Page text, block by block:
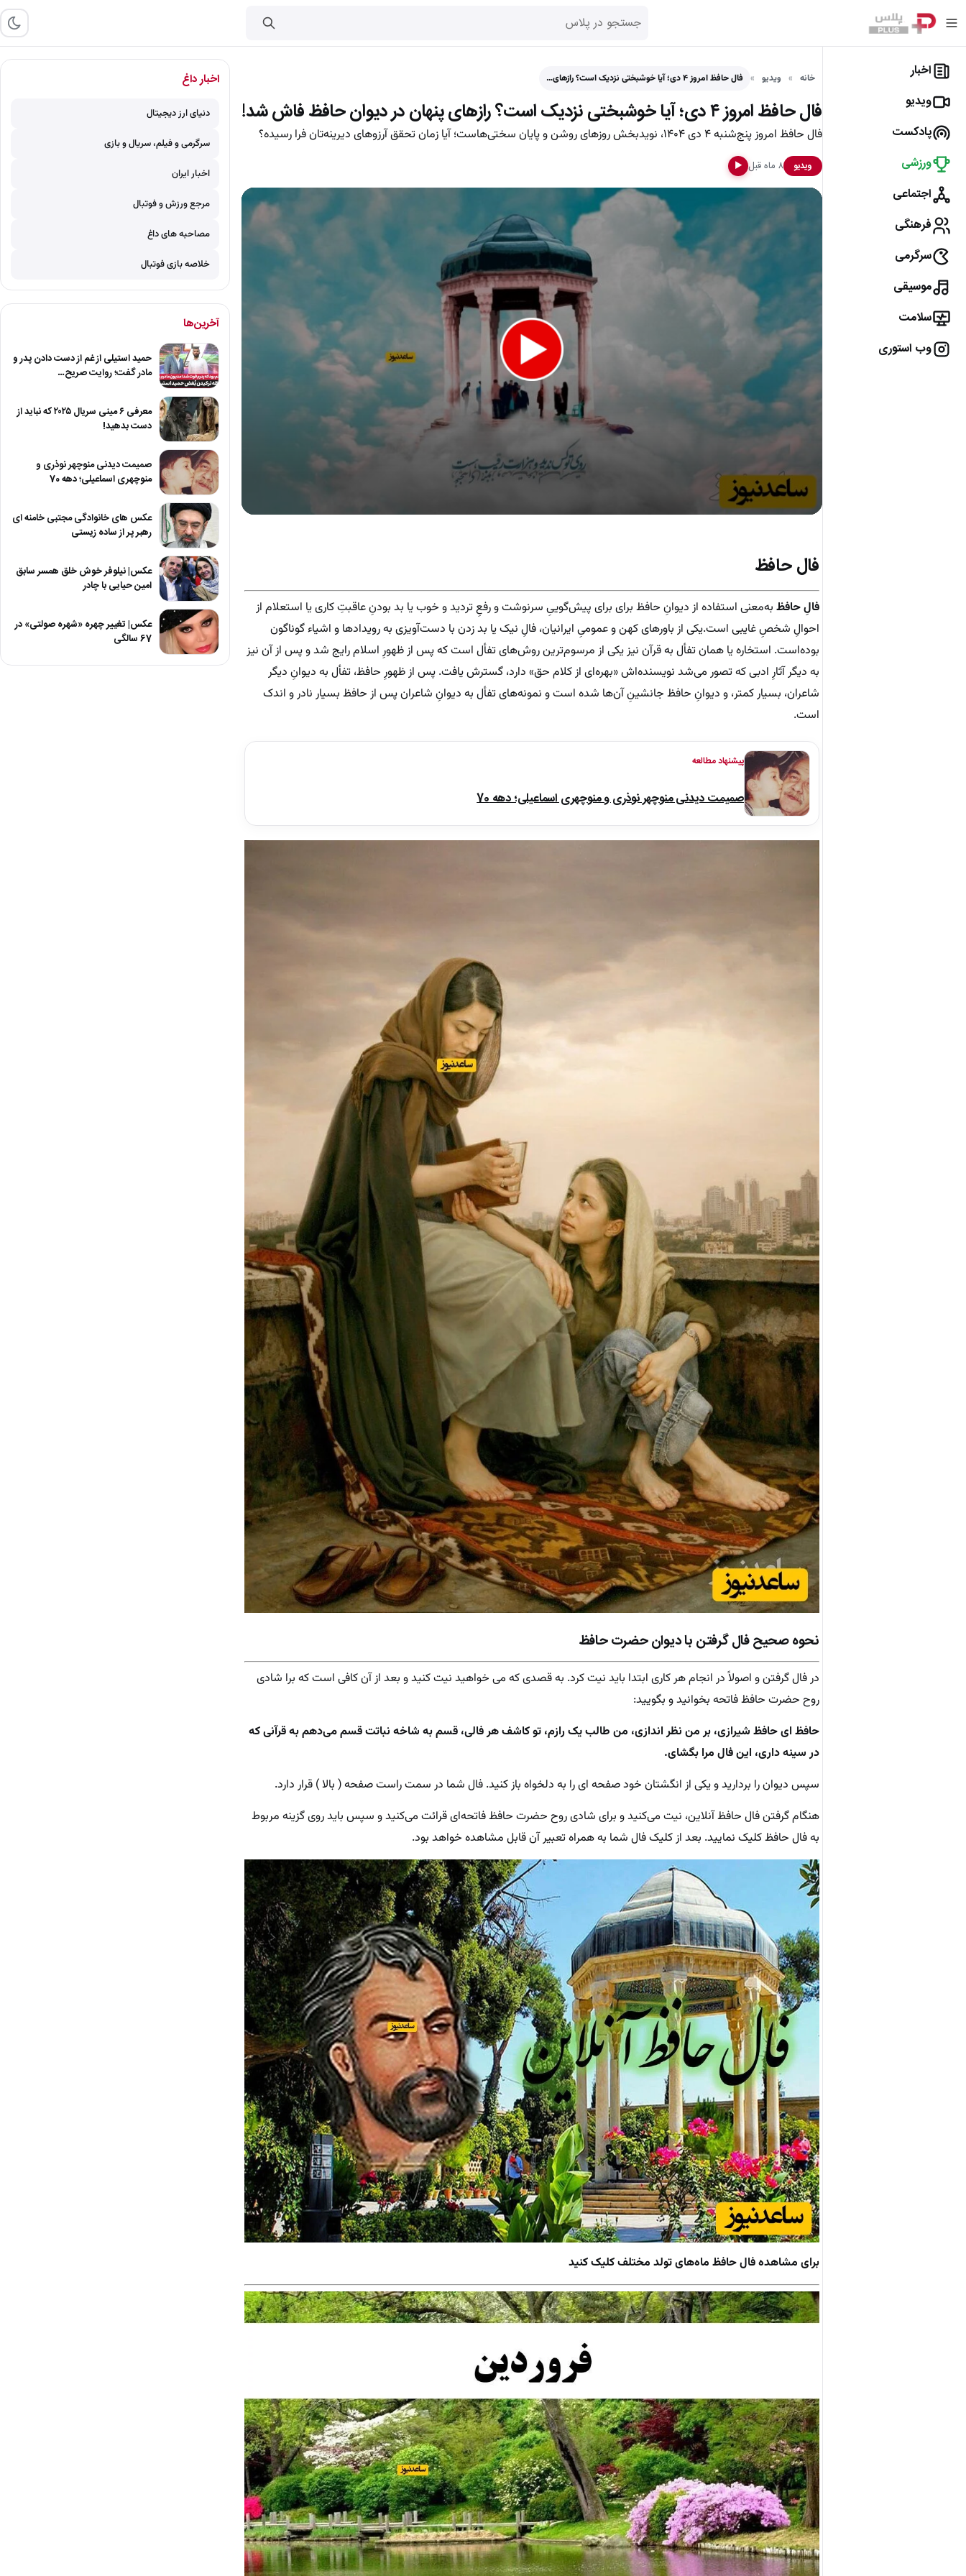
اخبار
ویدیو
پادکست
ورزشی
اجتماعی
فرهنگی
سرگرمی
موسیقی
سلامت
وب استوری
خانه ویدیو فال حافظ امروز ۴ دی؛ آیا خوشبختی نزدیک است؟ رازهای…
فال حافظ امروز ۴ دی؛ آیا خوشبختی نزدیک است؟ رازهای پنهان در دیوان حافظ فاش شد!
فال حافظ امروز پنج‌شنبه ۴ دی ۱۴۰۴، نویدبخش روزهای روشن و پایان سختی‌هاست؛ آیا زمان تحقق آرزوهای دیرینه‌تان فرا رسیده؟
ویدیو ۸ ماه قبل ▶
فال حافظ
فالِ حافظ به‌معنی استفاده از دیوانِ حافظ برای برای پیش‌گوییِ سرنوشت و رفعِ تردید و خوب یا بد بودنِ عاقبتِ کاری یا استعلام از
احوالِ شخصِ غایبی است.یکی از باورهای کهن و عمومیِ ایرانیان، فالِ نیک یا بد زدن با دست‌آویزی به رویدادها و اشیاء گوناگون
بوده‌است. استخاره یا همان تفأل به قرآن نیز یکی از مرسوم‌ترین روش‌های تفأل است که پس از ظهورِ اسلام رایج شد و پس از آن نیز
به دیگر آثارِ ادبی که تصور می‌شد نویسنده‌اش «بهره‌ای از کلام حق» دارد، گسترش یافت. پس از ظهورِ حافظ، تفأل به دیوانِ دیگر
شاعران، بسیار کمتر، و دیوانِ حافظ جانشینِ آن‌ها شده است و نمونه‌های تفأل به دیوانِ شاعران پس از حافظ بسیار نادر و اندک
است.
پیشنهاد مطالعه
صمیمت دیدنی منوچهر نوذری و منوچهری اسماعیلی؛ دهه 70
نحوه صحیح فال گرفتن با دیوان حضرت حافظ
در فال گرفتن و اصولاً در انجام هر کاری ابتدا باید نیت کرد. به قصدی که می خواهید نیت کنید و بعد از آن کافی است که برا شادی
روح حضرت حافظ فاتحه بخوانید و بگویید:
حافظ ای حافظ شیرازی، بر من نظر اندازی، من طالب یک رازم، تو کاشف هر فالی، قسم به شاخه نباتت قسم می‌دهم به قرآنی که
در سینه داری، این فال مرا بگشای.
سپس دیوان را بردارید و یکی از انگشتان خود صفحه ای را به دلخواه باز کنید. فال شما در سمت راست صفحه ( بالا ) قرار دارد.
هنگام گرفتن فال حافظ آنلاین، نیت می‌کنید و برای شادی روح حضرت حافظ فاتحه‌ای قرائت می‌کنید و سپس باید روی گزینه مربوط
به فال حافظ کلیک نمایید. بعد از کلیک فال شما به همراه تعبیر آن قابل مشاهده خواهد بود.
برای مشاهده فال حافظ ماه‌های تولد مختلف کلیک کنید
اخبار داغ
دنیای ارز دیجیتال
سرگرمی و فیلم، سریال و بازی
اخبار ایران
مرجع ورزش و فوتبال
مصاحبه های داغ
خلاصه بازی فوتبال
آخرین‌ها
حمید استیلی از غم از دست دادن پدر و
مادر گفت؛ روایت صریح…
معرفی ۶ مینی سریال ۲۰۲۵ که نباید از
دست بدهید!
صمیمت دیدنی منوچهر نوذری و
منوچهری اسماعیلی؛ دهه 70
عکس های خانوادگی مجتبی خامنه ای
رهبر پر از ساده زیستی
عکس| نیلوفر خوش خلق همسر سابق
امین حیایی با چادر
عکس| تغییر چهره «شهره صولتی» در
67 سالگی